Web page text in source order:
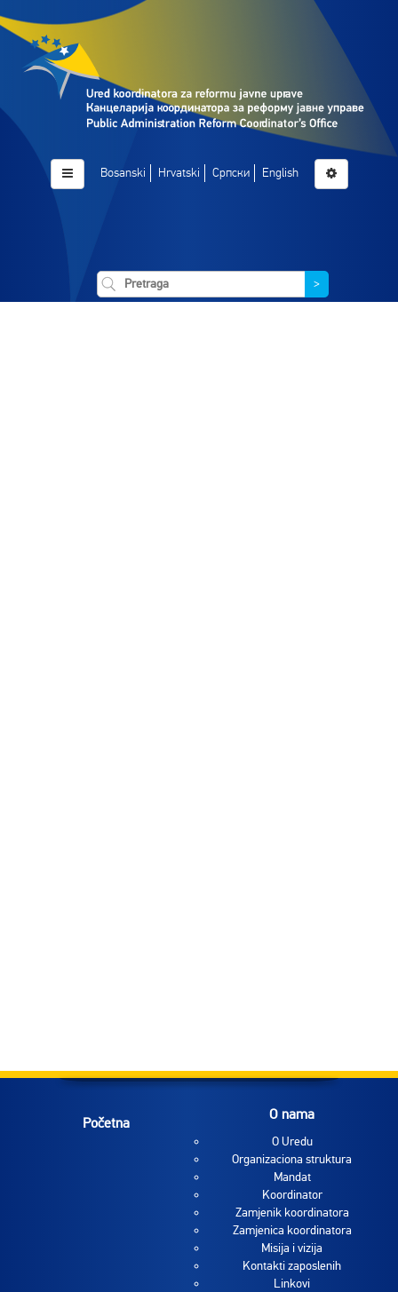
Bosanski Hrvatski Српски English
>
Početna O nama
O Uredu
Organizaciona struktura
Mandat
Koordinator
Zamjenik koordinatora
Zamjenica koordinatora
Misija i vizija
Kontakti zaposlenih
Linkovi